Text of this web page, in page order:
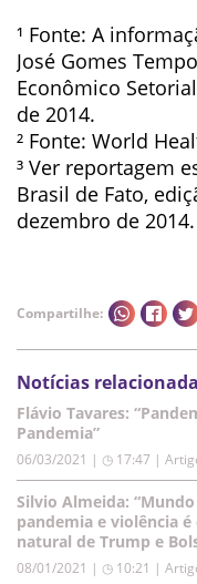
¹ Fonte: A
José Gomes
Econômico
de 2014.
² Fonte: World
³ Ver reportagem
Brasil de Fato,
dezembro de 2014.
Compartilhe:
Notícias
Flávio Tavares:
Pandemia”
06/03/2021 | ◷ 17:47 |
Silvio Almeida:
pandemia e violência
natural de Trump e
08/01/2021 | ◷ 10:21 |